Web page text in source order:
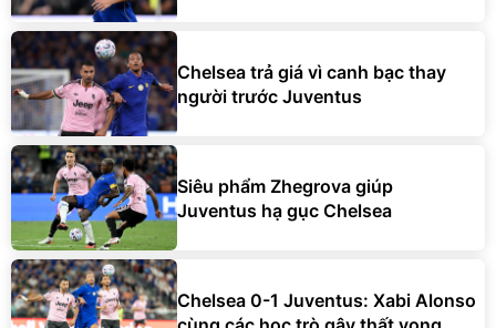
Chelsea trả giá vì canh bạc thay
người trước Juventus
Siêu phẩm Zhegrova giúp
Juventus hạ gục Chelsea
Chelsea 0-1 Juventus: Xabi Alonso